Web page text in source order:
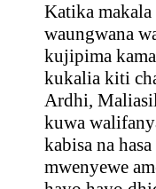
Katika
waungwana
kujipima
kukalia kiti
Ardhi,
kuwa
kabisa na
mwenyewe